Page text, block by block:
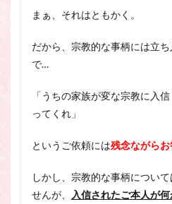
まぁ、それはともかく。
だから、宗教的な事柄には立
で…
「うちの家族が変な宗教に入
ってくれ」
というご依頼には残念ながらお
しかし、宗教的な事柄につい
せんが、
入信されたご本人が